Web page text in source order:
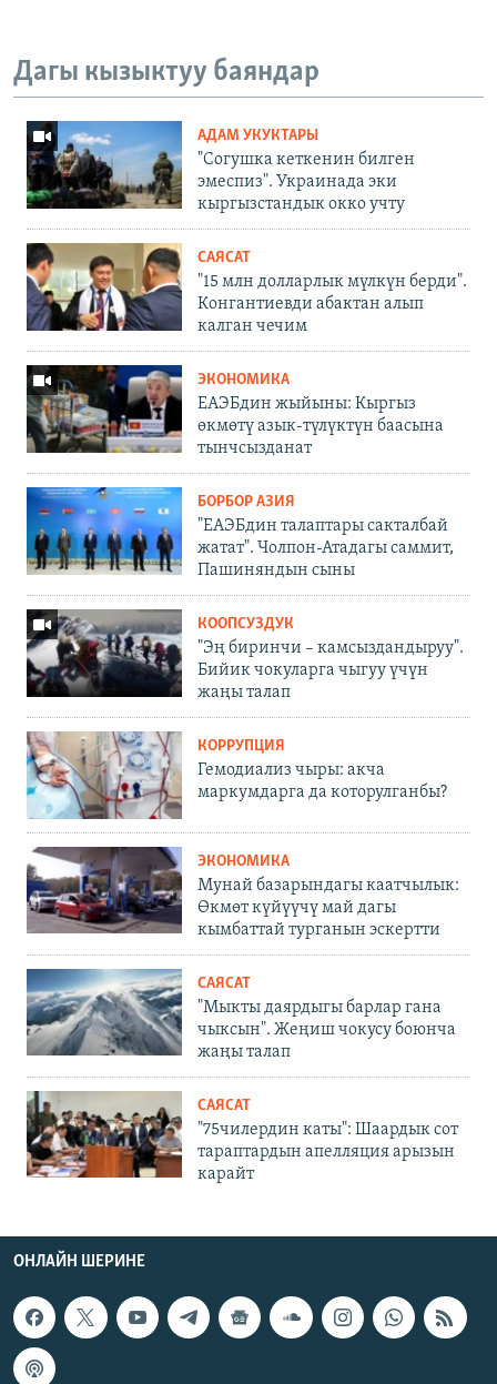
Дагы кызыктуу баяндар
АДАМ УКУКТАРЫ
"Согушка кеткенин билген
эмеспиз". Украинада эки
кыргызстандык окко учту
САЯСАТ
"15 млн долларлык мүлкүн берди".
Конгантиевди абактан алып
калган чечим
ЭКОНОМИКА
ЕАЭБдин жыйыны: Кыргыз
өкмөтү азык-түлүктүн баасына
тынчсызданат
БОРБОР АЗИЯ
"ЕАЭБдин талаптары сакталбай
жатат". Чолпон-Атадагы саммит,
Пашиняндын сыны
КООПСУЗДУК
"Эң биринчи – камсыздандыруу".
Бийик чокуларга чыгуу үчүн
жаңы талап
КОРРУПЦИЯ
Гемодиализ чыры: акча
маркумдарга да которулганбы?
ЭКОНОМИКА
Мунай базарындагы каатчылык:
Өкмөт күйүүчү май дагы
кымбаттай турганын эскертти
САЯСАТ
"Мыкты даярдыгы барлар гана
чыксын". Жеңиш чокусу боюнча
жаңы талап
САЯСАТ
"75чилердин каты": Шаардык сот
тараптардын апелляция арызын
карайт
ОНЛАЙН ШЕРИНЕ